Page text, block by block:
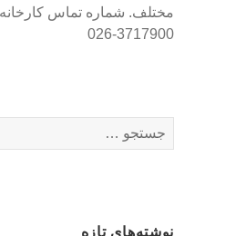
3717900-026
س
نوشته‌های تازه